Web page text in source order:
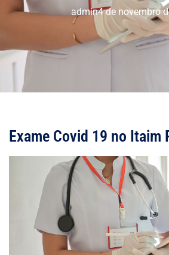
admin4 de novembro
Exame Covid 19 no Itaim